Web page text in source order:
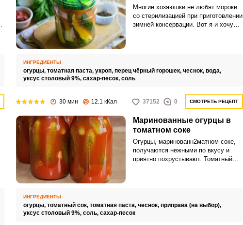
Многие хозяюшки не любят мороки
со стерилизацией при приготовлении
зимней консервации. Вот я и хочу
ИНГРЕДИЕНТЫ
огурцы, томатная паста, укроп, перец чёрный горошек, чеснок, вода,
уксус столовый 9%, сахар-песок, соль
30 мин 12.1 кКал 37152 0 СМОТРЕТЬ РЕЦЕПТ
Маринованные огурцы в
томатном соке
Огурцы, маринованн2матном соке,
получаются нежными по вкусу и
приятно похрустывают. Томатный
ИНГРЕДИЕНТЫ
огурцы, томатный сок, томатная паста, чеснок, приправа (на выбор),
уксус столовый 9%, соль, сахар-песок